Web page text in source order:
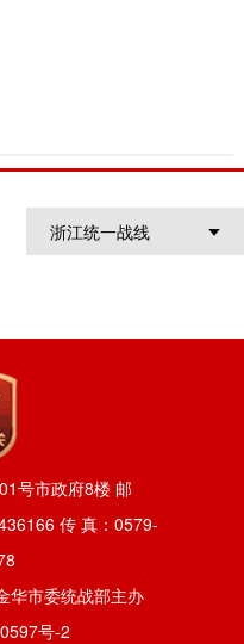
浙江统一战线
号市政府8楼 邮
传 真：0579-
华市委统战部主办
号-2